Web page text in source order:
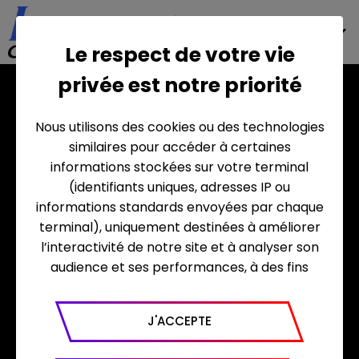
CONTACT
46 avenue de Breteuil
75007 Paris
Le respect de votre vie
privée est notre priorité
Nous utilisons des cookies ou des technologies
similaires pour accéder à certaines
informations stockées sur votre terminal
(identifiants uniques, adresses IP ou
informations standards envoyées par chaque
terminal), uniquement destinées à améliorer
l’interactivité de notre site et à analyser son
audience et ses performances, à des fins
Google Analytics pour générer des rapports
sur le trafic (nombre de visites, temps passé
sur le site, nombre de pages vues en moyenne,
J'ACCEPTE